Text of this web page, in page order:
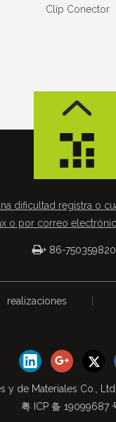
Clip Conector
dificultad registra o
por correo
+ 86-
realizaciones
y de Materiales Co.,
粤 ICP 备 19099687